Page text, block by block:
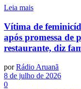
Leia mais
Vítima de
após promessa de
restaurante, diz
por Rádio Aruanã
8 de julho de 2026
0